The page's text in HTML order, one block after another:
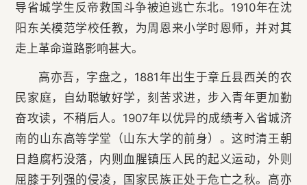
导省城学生反帝救国斗争被迫逃亡东北。1910年在沈
阳东关模范学校任教，为周恩来小学时恩师，并对其
走上革命道路影响甚大。
高亦吾，字盘之，1881年出生于章丘县西关的农
民家庭，自幼聪敏好学，刻苦求进，步入青年更加勤
奋攻读，不稍后人。1907年以优异的成绩考入省城济
南的山东高等学堂（山东大学的前身）。这时清王朝
日趋腐朽没落，内则血腥镇压人民的起义运动，外则
屈膝于列强的侵凌，国家民族正处于危亡之秋。高亦